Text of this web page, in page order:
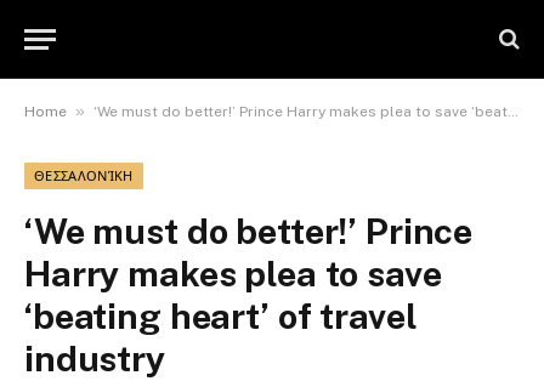
Home » ‘We must do better!’ Prince Harry makes plea to save ‘beating heart’ of travel industry
ΘΕΣΣΑΛΟΝΊΚΗ
‘We must do better!’ Prince
Harry makes plea to save
‘beating heart’ of travel
industry